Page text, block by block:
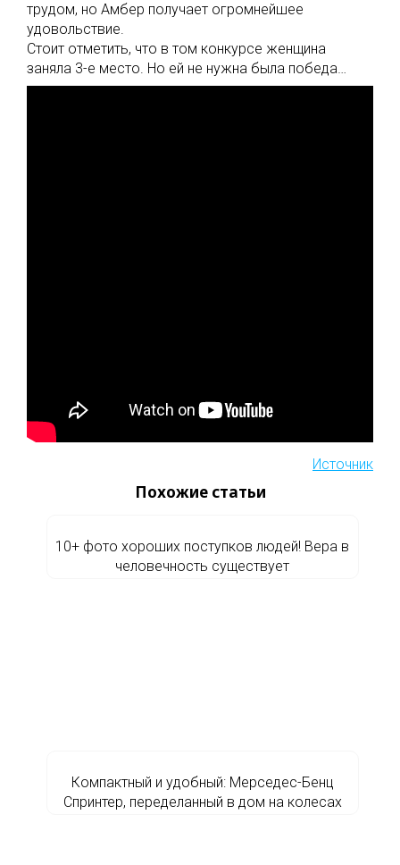
трудом, но Амбер получает огромнейшее
удовольствие.
Стоит отметить, что в том конкурсе женщина
заняла 3-е место. Но ей не нужна была победа…
Источник
Похожие статьи
10+ фото хороших поступков людей! Вера в
человечность существует
Компактный и удобный: Мерседес-Бенц
Спринтер, переделанный в дом на колесах